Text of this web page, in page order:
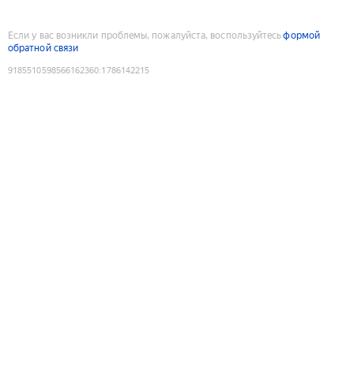
Если у вас возникли проблемы, пожалуйста, воспользуйтесьформой
обратной связи
9185510598566162360:1786142215